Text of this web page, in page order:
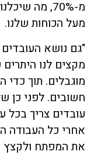
מ-70%, מה
מעל הכוחות שלנו.
"גם נושא
מקצים לנו
מוגבלים. תוך
חשובים. לפני כן
עובדים צריך בכל
אחרי כל העבודה
את המפתח ולקצץ